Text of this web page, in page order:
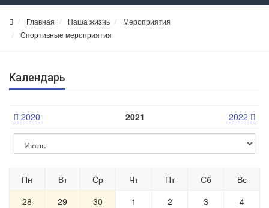
Главная Наша жизнь
Мероприятия
Спортивные мероприятия
Календарь
2020 2021 2022
Пн Вт Ср Чт Пт Сб
Вс
28
29 30 1 2 3
4